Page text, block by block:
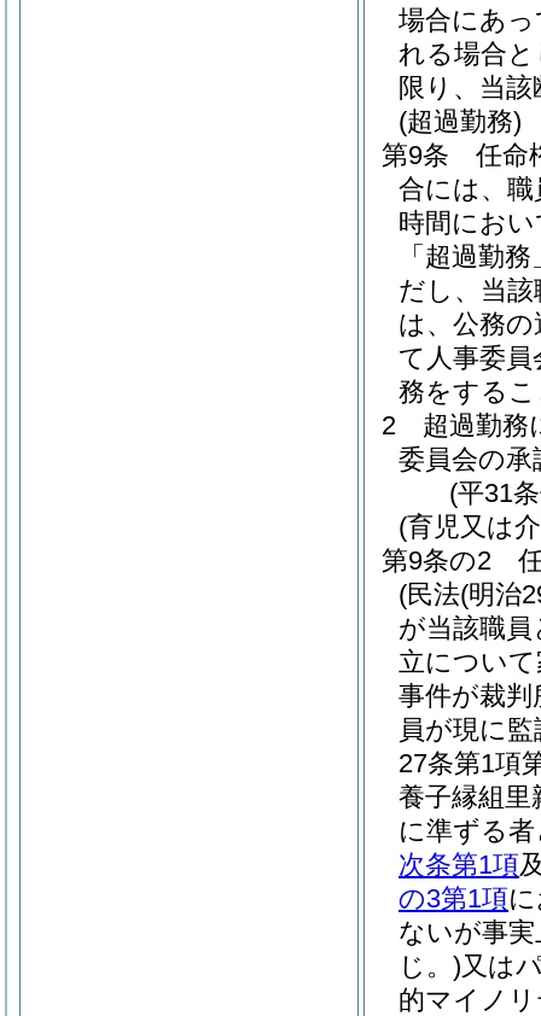
場合にあ
れる場合
限り、当
(超過勤務)
第9条
任命
合には、
時間にお
「超過勤
だし、当
は、公務
て人事委
務をする
2
超過勤務
委員会の
(平31
(育児又は
第9条の2
(民法(明治
が当該職
立につい
事件が裁
員が現に
27条第1項
養子縁組
に準ずる
次条第1項
の3第1項
ないが事
じ。)又は
的マイノ